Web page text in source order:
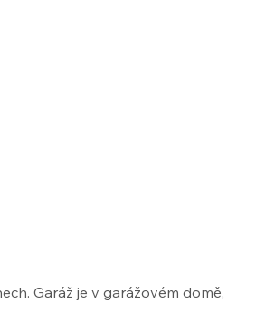
Garáž je v garážovém domě,